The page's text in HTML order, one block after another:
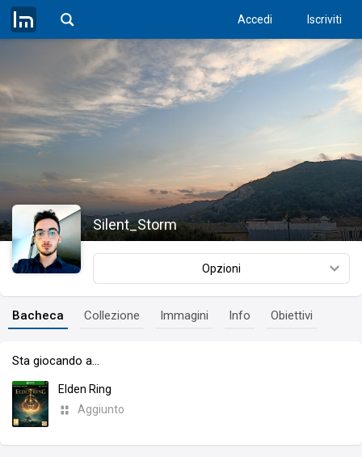
Accedi Iscriviti
Silent_Storm
Opzioni
Bacheca Collezione Immagini Info Obiettivi
Sta giocando a…
Elden Ring
Aggiunto